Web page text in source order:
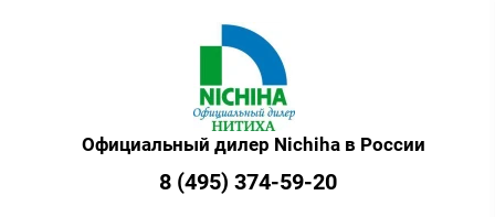
Официальный дилер Nichiha в России
8 (495) 374-59-20